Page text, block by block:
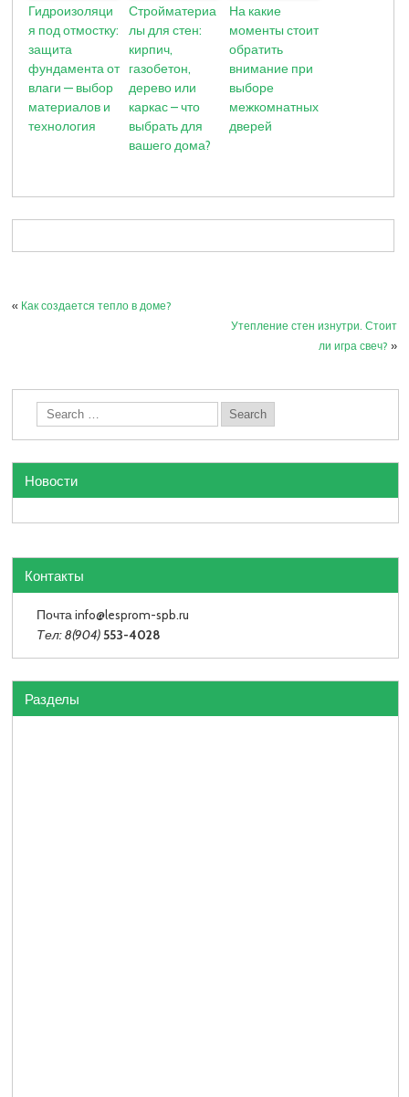
Гидроизоляци
я под отмостку:
защита
фундамента от
влаги — выбор
материалов и
технология
Стройматериа
лы для стен:
кирпич,
газобетон,
дерево или
каркас – что
выбрать для
вашего дома?
На какие
моменты стоит
обратить
внимание при
выборе
межкомнатных
дверей
« Как создается тепло в доме?
Утепление стен изнутри. Стоит
ли игра свеч? »
Новости
Контакты
Почта info@lesprom-spb.ru
Тел: 8(904) 553-4028
Разделы